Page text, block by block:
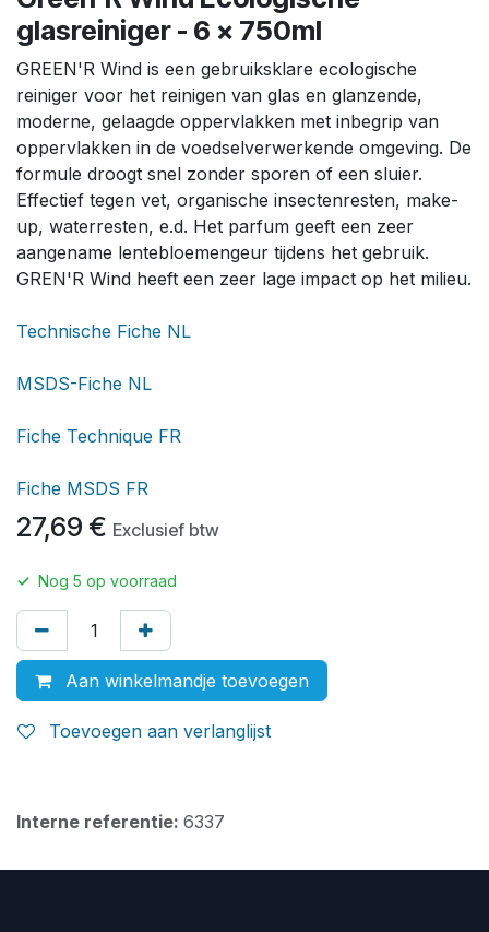
glasreiniger - 6 x 750ml
GREEN'R Wind is een gebruiksklare ecologische
reiniger voor het reinigen van glas en glanzende,
moderne, gelaagde oppervlakken met inbegrip van
oppervlakken in de voedselverwerkende omgeving. De
formule droogt snel zonder sporen of een sluier.
Effectief tegen vet, organische insectenresten, make-
up, waterresten, e.d. Het parfum geeft een zeer
aangename lentebloemengeur tijdens het gebruik.
GREN'R Wind heeft een zeer lage impact op het milieu.
Technische Fiche NL
MSDS-Fiche NL
Fiche Technique FR
Fiche MSDS FR
27,69 € Exclusief btw
✓ Nog 5 op voorraad
Aan winkelmandje toevoegen
Toevoegen aan verlanglijst
Interne referentie: 6337